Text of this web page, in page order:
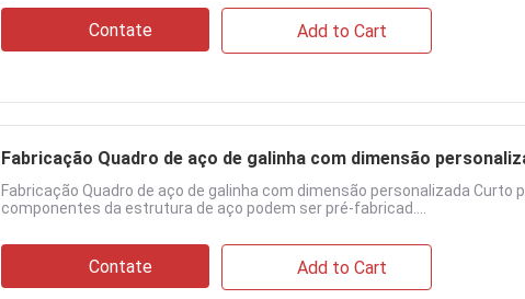
Contate Add to Cart
Fabricação Quadro de aço de galinha com dimensão
Fabricação Quadro de aço de galinha com dimensão personalizada Curto
componentes da estrutura de aço podem ser pré-fabricad....
Contate Add to Cart